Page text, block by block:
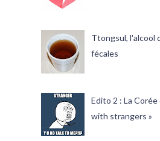
Ttongsul, l'alcool
fécales
Edito 2 : La Corée
with strangers »